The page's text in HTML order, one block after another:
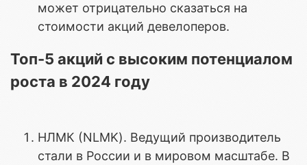
может отрицательно сказаться на
стоимости акций девелоперов.
Топ-5 акций с высоким потенциалом
роста в 2024 году
НЛМК (NLMK). Ведущий производитель
стали в России и в мировом масштабе. В